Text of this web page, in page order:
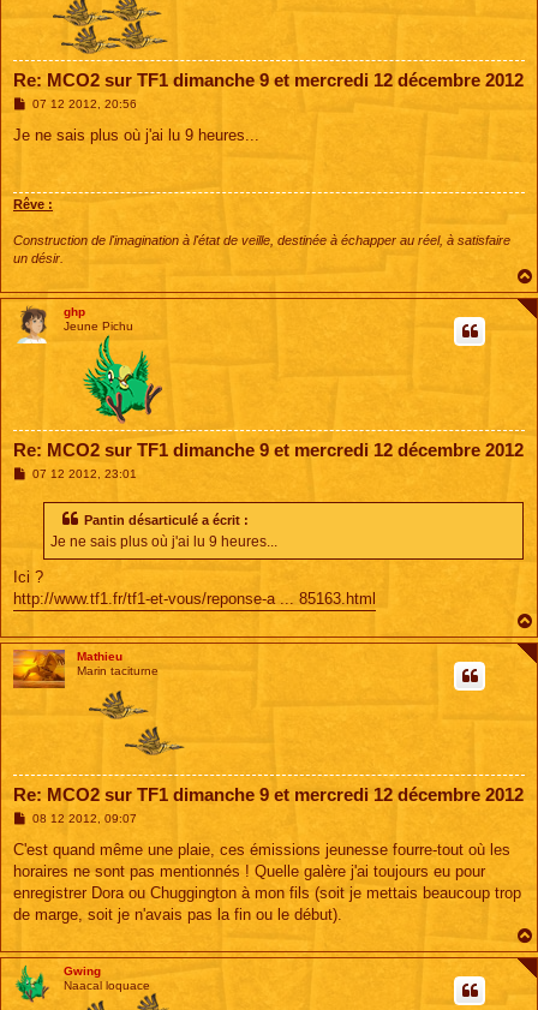
Re: MCO2 sur TF1 dimanche 9 et mercredi 12 décembre 2012
M
s
07 12 2012, 20:56
Je ne sais plus où j'ai lu 9 heures...
Rêve :
Construction de l'imagination à l'état de veille, destinée à échapper au réel, à satisfaire
un désir.
ghp
Jeune Pichu
Re: MCO2 sur TF1 dimanche 9 et mercredi 12 décembre 2012
M07 12 2012, 23:01
Pantin désarticulé a écrit :
Je ne sais plus où j'ai lu 9 heures...
Ici ?
http://www.tf1.fr/tf1-et-vous/reponse-a ... 85163.html
Mathieu
Marin taciturne
Re: MCO2 sur TF1 dimanche 9 et mercredi 12 décembre 2012
M
s
a
g
08 12 2012, 09:07
C'est quand même une plaie, ces émissions jeunesse fourre-tout où les
horaires ne sont pas mentionnés ! Quelle galère j'ai toujours eu pour
enregistrer Dora ou Chuggington à mon fils (soit je mettais beaucoup trop
de marge, soit je n'avais pas la fin ou le début).
Gwing
Naacal loquace